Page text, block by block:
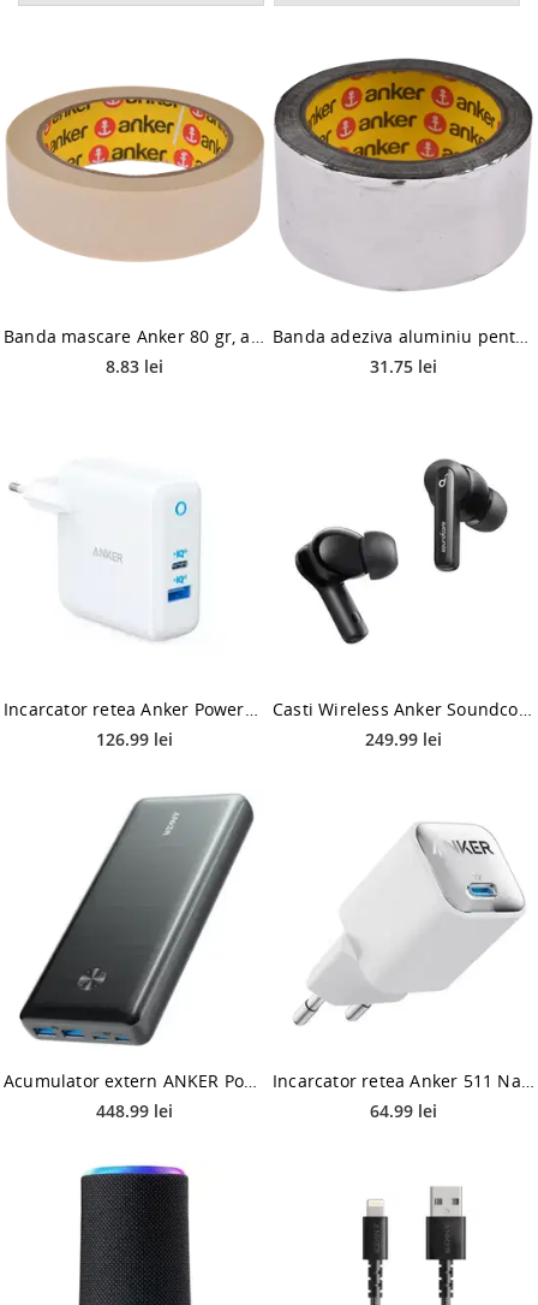
8.83 lei
31.75 lei
126.99 lei
249.99 lei
Acumulator extern ANKER PowerCore III Elite, 25600 mAh, 87W, 2 x USB-C, 2 x USB-A (Negru)
448.99 lei
Incarcator retea Anker 511 Nano 3, 30W, USB-C, PowerIQ 3.0, PPS (Alb)
64.99 lei